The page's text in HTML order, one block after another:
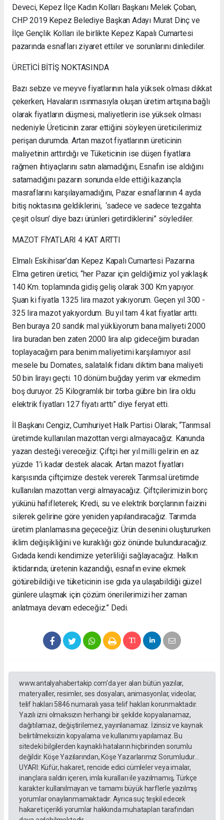
Deveci, Kepez İlçe Kadın Kolları Başkanı Melek Çoban,
CHP 2019 Kepez Belediye Başkan Adayı Murat Dinç ve
İlçe Gençlik Kolları ile birlikte Kepez Kapalı Cumartesi
pazarında esnafları ziyaret ettiler ve sorunlarını dinlediler.
ÜRETİCİ BİTİŞ NOKTASINDA
Bazı sebze ve meyve fiyatlarının hala yüksek olması dikkat
çekerken, Havaların ısınmasıyla oluşan üretim artışına bağlı
olarak fiyatların düşmesi, maliyetlerin ise yüksek olması
nedeniyle Üreticinin zarar ettiğini söyleyen üreticilerimiz
perişan durumda. Artan mazot fiyatlarının üreticinin
maliyetinin arttırdığı ve Tüketicinin ise düşen fiyatlara
rağmen ihtiyaçlarını satın alamadığını, Esnafın ise aldığını
satamadığını pazarın sonunda elde ettiği kazançla
masraflarını karşılayamadığını, Pazar esnaflarının 4 ayda
bitiş noktasına geldiklerini, ‘sadece ve sadece tezgahta
çeşit olsun’ diye bazı ürünleri getirdiklerini” söylediler.
MAZOT FİYATLARI 4 KAT ARTTI
Elmalı Eskihisar’dan Kepez Kapalı Cumartesi Pazarına
Elma getiren üretici; “her Pazar için geldiğimiz yol yaklaşık
140 Km. toplamında gidiş geliş olarak 300 Km yapıyor.
Şuan ki fiyatla 1325 lira mazot yakıyorum. Geçen yıl 300 -
325 lira mazot yakıyordum. Bu yıl tam 4 kat fiyatlar arttı.
Ben buraya 20 sandık mal yüklüyorum bana maliyeti 2000
lira buradan ben zaten 2000 lira alıp gideceğim buradan
toplayacağım para benim maliyetimi karşılamıyor asıl
mesele bu Domates, salatalık fidanı diktim bana maliyeti
50 bin lirayı geçti. 10 dönüm buğday yerim var ekmedim
boş duruyor. 25 Kilogramlık bir torba gübre bin lira oldu
elektrik fiyatları 127 fiyatı arttı” diye feryat etti.
İl Başkanı Cengiz, Cumhuriyet Halk Partisi Olarak; “Tarımsal
üretimde kullanılan mazottan vergi almayacağız. Kanunda
yazan desteği vereceğiz: Çiftçi her yıl milli gelirin en az
yüzde 1’i kadar destek alacak. Artan mazot fiyatları
karşısında çiftçimize destek vererek Tarımsal üretimde
kullanılan mazottan vergi almayacağız. Çiftçilerimizin borç
yükünü hafifleterek; Kredi, su ve elektrik borçlarının faizini
silerek gelirine göre yeniden yapılandıracağız. Tarımda
üretim planlamasına geçeceğiz: Ürün desenini oluştururken
iklim değişikliğini ve kuraklığı göz önünde bulunduracağız.
Gıdada kendi kendimize yeterliliği sağlayacağız. Halkın
iktidarında; üretenin kazandığı, esnafın evine ekmek
götürebildiği ve tüketicinin ise gıda ya ulaşabildiği güzel
günlere ulaşmak için çözüm önerilerimizi her zaman
anlatmaya devam edeceğiz.” Dedi.
www.antalyahabertakip.com'da yer alan bütün yazılar,
materyaller, resimler, ses dosyaları, animasyonlar, videolar,
telif hakları 5846 numaralı yasa telif hakları korunmaktadır.
Yazılı izni olmaksızın herhangi bir şekilde kopyalanamaz,
dağıtılamaz, değiştirilemez, yayınlanamaz. İzinsiz ve kaynak
belirtilmeksizin kopyalama ve kullanımı yapılamaz. Bu
sitedeki bilgilerden kaynaklı hataların hiçbirinden sorumlu
değildir. Köşe Yazılarından, Köşe Yazarlarımız Sorumludur...
UYARI: Küfür, hakaret, rencide edici cümleler veya imalar,
inançlara saldırı içeren, imla kuralları ile yazılmamış, Türkçe
karakter kullanılmayan ve tamamı büyük harflerle yazılmış
yorumlar onaylanmamaktadır. Ayrıca suç teşkil edecek
hakaret içerikli yorumlar hakkında muhatapları tarafından